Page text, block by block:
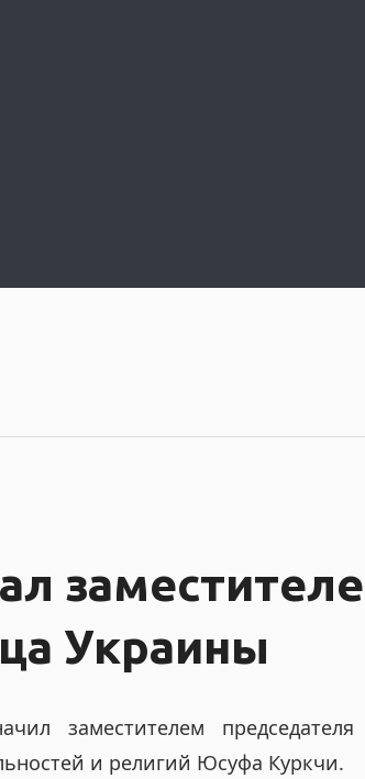
Украины
заместителем председателя
и религий Юсуфа Куркчи.